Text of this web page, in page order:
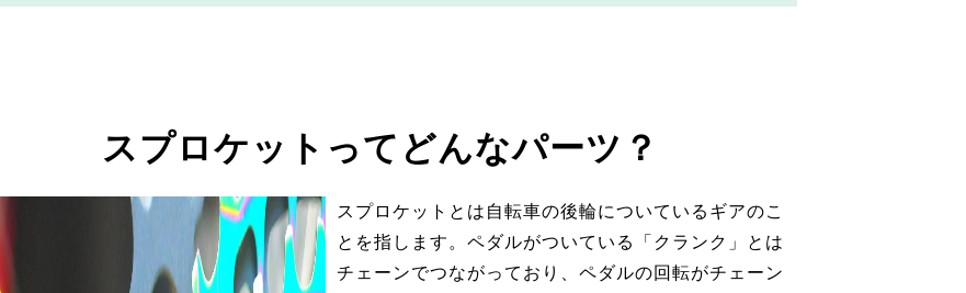
スプロケットってどんなパーツ？
スプロケットとは自転車の後輪についているギアのこ
とを指します。ペダルがついている「クランク」とは
チェーンでつながっており、ペダルの回転がチェーン